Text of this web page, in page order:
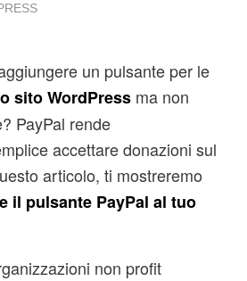
un pulsante per le
sito WordPressma non
PayPal rende
accettare donazioni sul
articolo, ti mostreremo
il pulsante PayPal al tuo
non profit